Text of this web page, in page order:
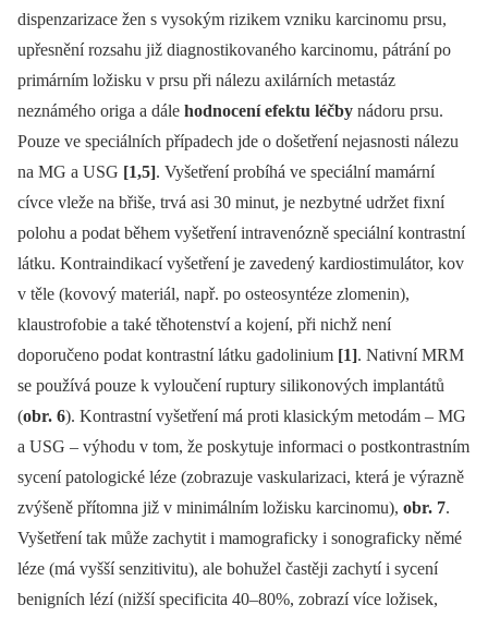
dispenzarizace žen s vysokým rizikem vzniku karcinomu prsu,
upřesnění rozsahu již diagnostikovaného karcinomu, pátrání po
primárním ložisku v prsu při nálezu axilárních metastáz
neznámého origa a dále hodnocení efektu léčby nádoru prsu.
Pouze ve speciálních případech jde o došetření nejasnosti nálezu
na MG a USG [1,5]. Vyšetření probíhá ve speciální mamární
cívce vleže na břiše, trvá asi 30 minut, je nezbytné udržet fixní
polohu a podat během vyšetření intravenózně speciální kontrastní
látku. Kontraindikací vyšetření je zavedený kardiostimulátor, kov
v těle (kovový materiál, např. po osteosyntéze zlomenin),
klaustrofobie a také těhotenství a kojení, při nichž není
doporučeno podat kontrastní látku gadolinium [1]. Nativní MRM
se používá pouze k vyloučení ruptury silikonových implantátů
(obr. 6). Kontrastní vyšetření má proti klasickým metodám –⁠ MG
a USG –⁠ výhodu v tom, že poskytuje informaci o postkontrastním
sycení patologické léze (zobrazuje vaskularizaci, která je výrazně
zvýšeně přítomna již v minimálním ložisku karcinomu), obr. 7.
Vyšetření tak může zachytit i mamograficky i sonograficky němé
léze (má vyšší senzitivitu), ale bohužel častěji zachytí i sycení
benigních lézí (nižší specificita 40–80%, zobrazí více ložisek,